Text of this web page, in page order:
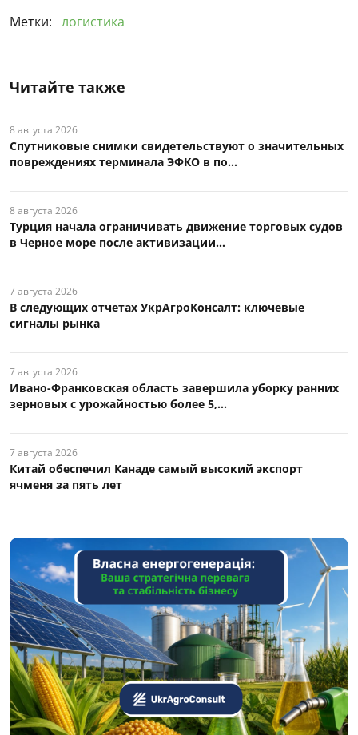
Метки: логистика
Читайте также
8 августа 2026
Спутниковые снимки свидетельствуют о значительных
повреждениях терминала ЭФКО в по...
8 августа 2026
Турция начала ограничивать движение торговых судов
в Черное море после активизации...
7 августа 2026
В следующих отчетах УкрАгроКонсалт: ключевые
сигналы рынка
7 августа 2026
Ивано-Франковская область завершила уборку ранних
зерновых с урожайностью более 5,...
7 августа 2026
Китай обеспечил Канаде самый высокий экспорт
ячменя за пять лет